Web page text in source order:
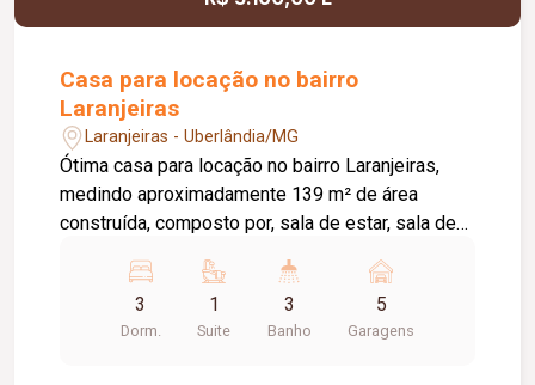
oferecer conforto, sofisticação e funcionalidade.
Casa para locação no bairro
Laranjeiras
Laranjeiras - Uberlândia/MG
Ótima casa para locação no bairro Laranjeiras,
medindo aproximadamente 139 m² de área
construída, composto por, sala de estar, sala de
sendo 01 suite, banheiro social, cozinha com
armários planejados cooktop e geladeira,
despensa e área de serviço, banheiro externo,
3
Dorm.
1
Suite
3
Banho
5
Garagens